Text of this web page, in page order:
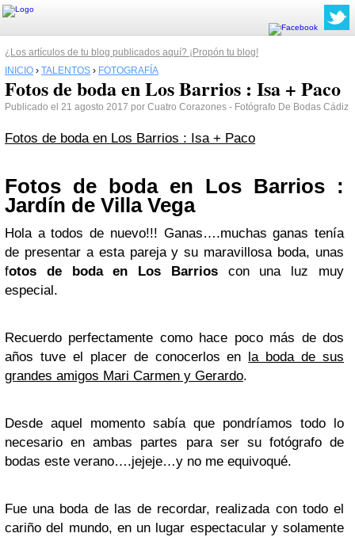
¿Los artículos de tu blog publicados aquí? ¡Propón tu blog!
INICIO › TALENTOS › FOTOGRAFÍA
Fotos de boda en Los Barrios : Isa + Paco
Publicado el 21 agosto 2017 por Cuatro Corazones - Fotógrafo De Bodas Cádiz
Fotos de boda en Los Barrios : Isa + Paco
Fotos de boda en Los Barrios :
Jardín de Villa Vega
Hola a todos de nuevo!!! Ganas….muchas ganas tenía
de presentar a esta pareja y su maravillosa boda, unas
fotos de boda en Los Barrioscon una luz muy
especial.
Recuerdo perfectamente como hace poco más de dos
años tuve el placer de conocerlos en la boda de sus
grandes amigos Mari Carmen y Gerardo.
Desde aquel momento sabía que pondríamos todo lo
necesario en ambas partes para ser su fotógrafo de
bodas este verano….jejeje…y no me equivoqué.
Fue una boda de las de recordar, realizada con todo el
cariño del mundo, en un lugar espectacular y solamente